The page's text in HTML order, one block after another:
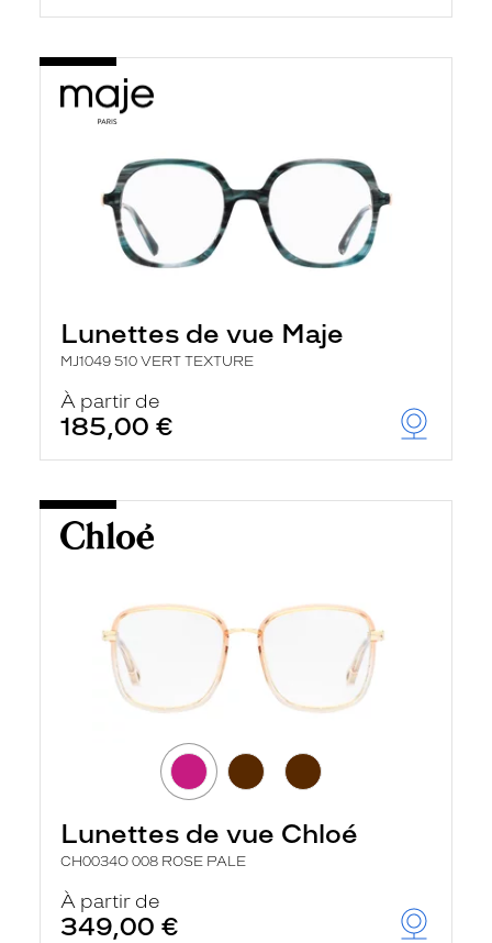
Lunettes de vue Maje
MJ1049 510 VERT TEXTURE
À partir de
185,00 €
Lunettes de vue Chloé
CH0034O 008 ROSE PALE
À partir de
349,00 €